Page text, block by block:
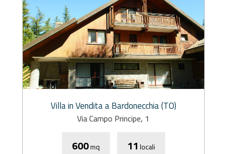
Villa in Vendita a Bardonecchia (TO)
Via Campo Principe, 1
600mq 11 locali